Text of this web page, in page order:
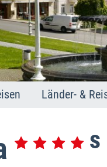
Länder- &
Karlsbad
Franzensbad